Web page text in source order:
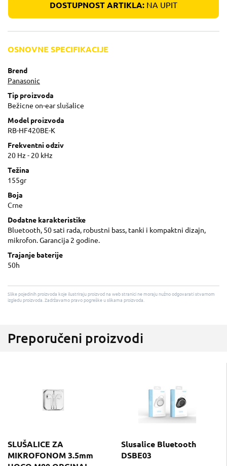
DOSTUPNOST ARTIKLA: NA UPIT
OSNOVNE SPECIFIKACIJE
Brend
Panasonic
Tip proizvoda
Bežicne on-ear slušalice
Model proizvoda
RB-HF420BE-K
Frekventni odziv
20 Hz - 20 kHz
Težina
155gr
Boja
Crne
Dodatne karakteristike
Bluetooth, 50 sati rada, robustni bass, tanki i kompaktni dizajn,
mikrofon. Garancija 2 godine.
Trajanje baterije
50h
Slike pojedinih proizvoda koje ilustriraju proizvod na web stranici ne moraju nužno odgovarati stvarnom
izgledu proizvoda. Zadržavamo pravo pogreške u slikama proizvoda.
Preporučeni proizvodi
SLUŠALICE ZA
MIKROFONOM 3.5mm
Slusalice Bluetooth
DSBE03